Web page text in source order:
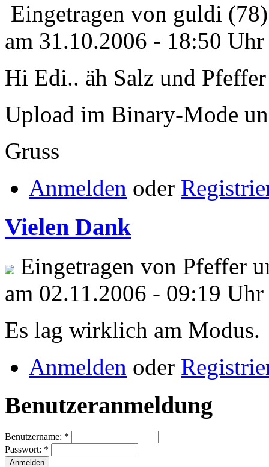
Eingetragen von guldi (78)
am 31.10.2006 - 18:50 Uhr
Hi Edi.. äh Salz und Pfeffer
Upload im Binary-Mode
Gruss
Anmelden oder
Vielen Dank
Eingetragen von Pfeffer
am 02.11.2006 - 09:19 Uhr
Es lag wirklich am Modus.
Anmelden oder
Benutzeranmeldung
Benutzername: *
Passwort: *